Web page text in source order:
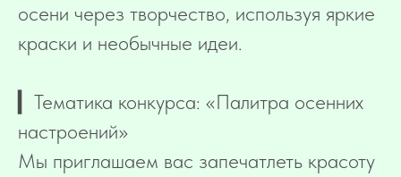
осени через творчество, используя яркие
краски и необычные идеи.
▎Тематика конкурса: «Палитра осенних
настроений»
Мы приглашаем вас запечатлеть красоту